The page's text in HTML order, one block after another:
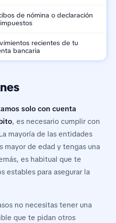
de nómina o declaración
recientes de tu
bancaria
solo con cuenta
, es necesario cumplir con
mayoría de las entidades
mayor de edad y tengas una
es habitual que te
estables para asegurar la
no necesitas tener una
que te pidan otros